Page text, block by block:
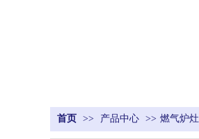
首页 >> 产品中心 >> 燃气炉灶